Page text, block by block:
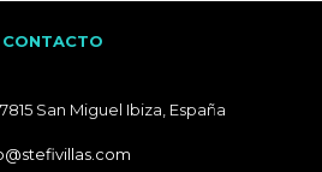
CONTACTO
San Miguel Ibiza, España